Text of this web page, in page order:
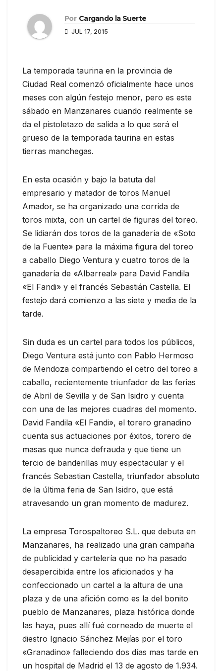
Por Cargando la Suerte
JUL 17, 2015
La temporada taurina en la provincia de
Ciudad Real comenzó oficialmente hace unos
meses con algún festejo menor, pero es este
sábado en Manzanares cuando realmente se
da el pistoletazo de salida a lo que será el
grueso de la temporada taurina en estas
tierras manchegas.
En esta ocasión y bajo la batuta del
empresario y matador de toros Manuel
Amador, se ha organizado una corrida de
toros mixta, con un cartel de figuras del toreo.
Se lidiarán dos toros de la ganadería de «Soto
de la Fuente» para la máxima figura del toreo
a caballo Diego Ventura y cuatro toros de la
ganadería de «Albarreal» para David Fandila
«El Fandi» y el francés Sebastián Castella. El
festejo dará comienzo a las siete y media de la
tarde.
Sin duda es un cartel para todos los públicos,
Diego Ventura está junto con Pablo Hermoso
de Mendoza compartiendo el cetro del toreo a
caballo, recientemente triunfador de las ferias
de Abril de Sevilla y de San Isidro y cuenta
con una de las mejores cuadras del momento.
David Fandila «El Fandi», el torero granadino
cuenta sus actuaciones por éxitos, torero de
masas que nunca defrauda y que tiene un
tercio de banderillas muy espectacular y el
francés Sebastian Castella, triunfador absoluto
de la última feria de San Isidro, que está
atravesando un gran momento de madurez.
La empresa Torospaltoreo S.L. que debuta en
Manzanares, ha realizado una gran campaña
de publicidad y cartelería que no ha pasado
desapercibida entre los aficionados y ha
confeccionado un cartel a la altura de una
plaza y de una afición como es la del bonito
pueblo de Manzanares, plaza histórica donde
las haya, pues allí fué corneado de muerte el
diestro Ignacio Sánchez Mejías por el toro
«Granadino» falleciendo dos días mas tarde en
un hospital de Madrid el 13 de agosto de 1.934.